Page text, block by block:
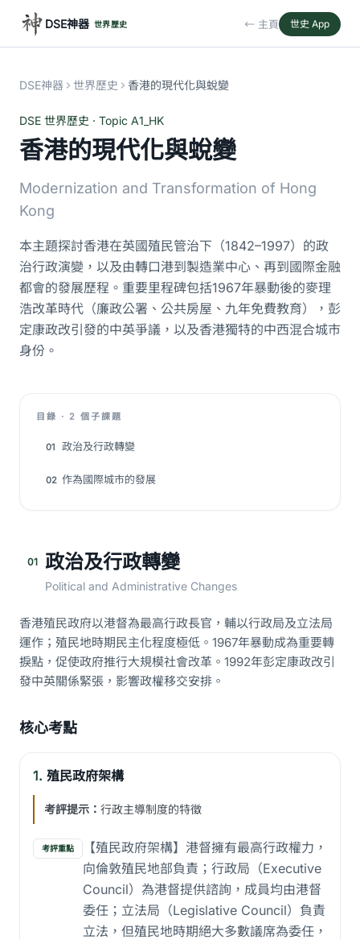
DSE神器 世界歷史 ← 主頁 世史 App
DSE神器 世界歷史 香港的現代化與蛻變
DSE 世界歷史 · Topic A1_HK
香港的現代化與蛻變
Modernization and Transformation of Hong
Kong
本主題探討香港在英國殖民管治下（1842–1997）的政
治行政演變，以及由轉口港到製造業中心、再到國際金融
都會的發展歷程。重要里程碑包括1967年暴動後的麥理
浩改革時代（廉政公署、公共房屋、九年免費教育），彭
定康政改引發的中英爭議，以及香港獨特的中西混合城市
身份。
目錄 · 2 個子課題
01 政治及行政轉變
02 作為國際城市的發展
01 政治及行政轉變
Political and Administrative Changes
香港殖民政府以港督為最高行政長官，輔以行政局及立法局
運作；殖民地時期民主化程度極低。1967年暴動成為重要轉
捩點，促使政府推行大規模社會改革。1992年彭定康政改引
發中英關係緊張，影響政權移交安排。
核心考點
1. 殖民政府架構
考評提示： 行政主導制度的特徵
考評重點
【殖民政府架構】港督擁有最高行政權力，
向倫敦殖民地部負責；行政局（Executive
Council）為港督提供諮詢，成員均由港督
委任；立法局（Legislative Council）負責
立法，但殖民地時期絕大多數議席為委任，